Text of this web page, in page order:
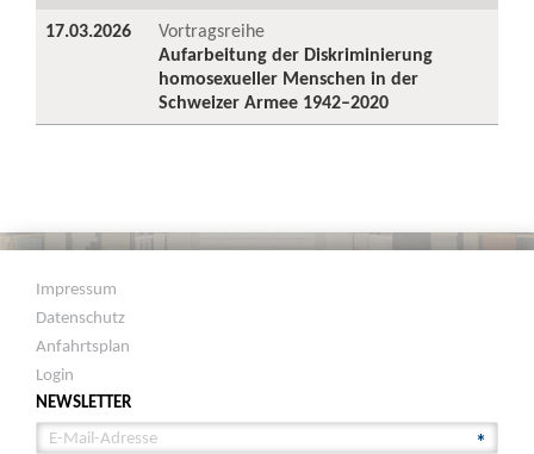
17.03.2026
Vortragsreihe
Aufarbeitung der Diskriminierung
homosexueller Menschen in der
Schweizer Armee 1942–2020
Impressum
Datenschutz
Anfahrtsplan
Login
NEWSLETTER